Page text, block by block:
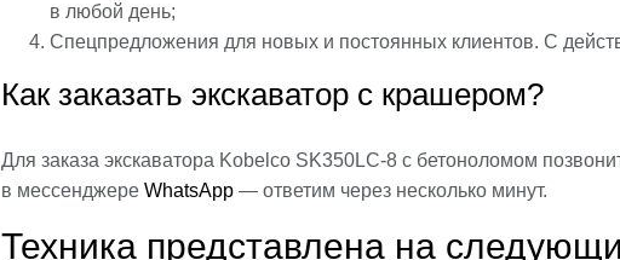
в любой день;
Спецпредложения для новых и постоянных клиентов. С
Как заказать экскаватор с крашером?
Для заказа экскаватора Kobelco SK350LC-8 с бетоноломом
в мессенджере WhatsApp — ответим через несколько минут.
Техника представлена на